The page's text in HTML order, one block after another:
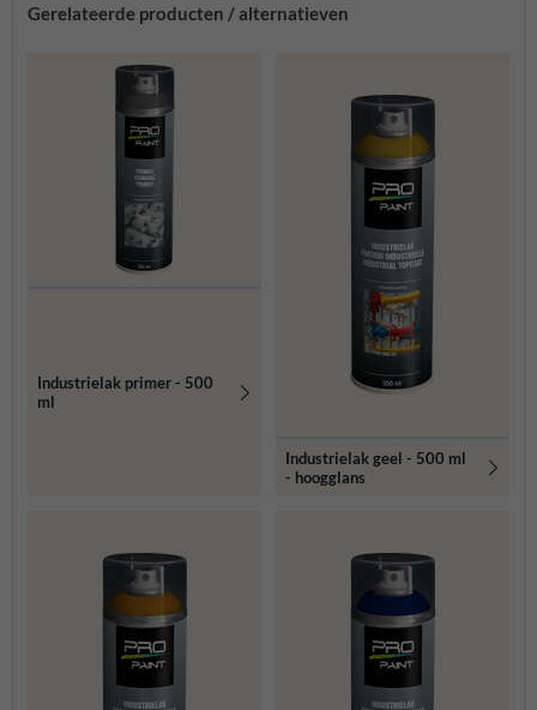
Gerelateerde producten / alternatieven
Industrielak primer - 500
ml
Industrielak geel - 500 ml
- hoogglans